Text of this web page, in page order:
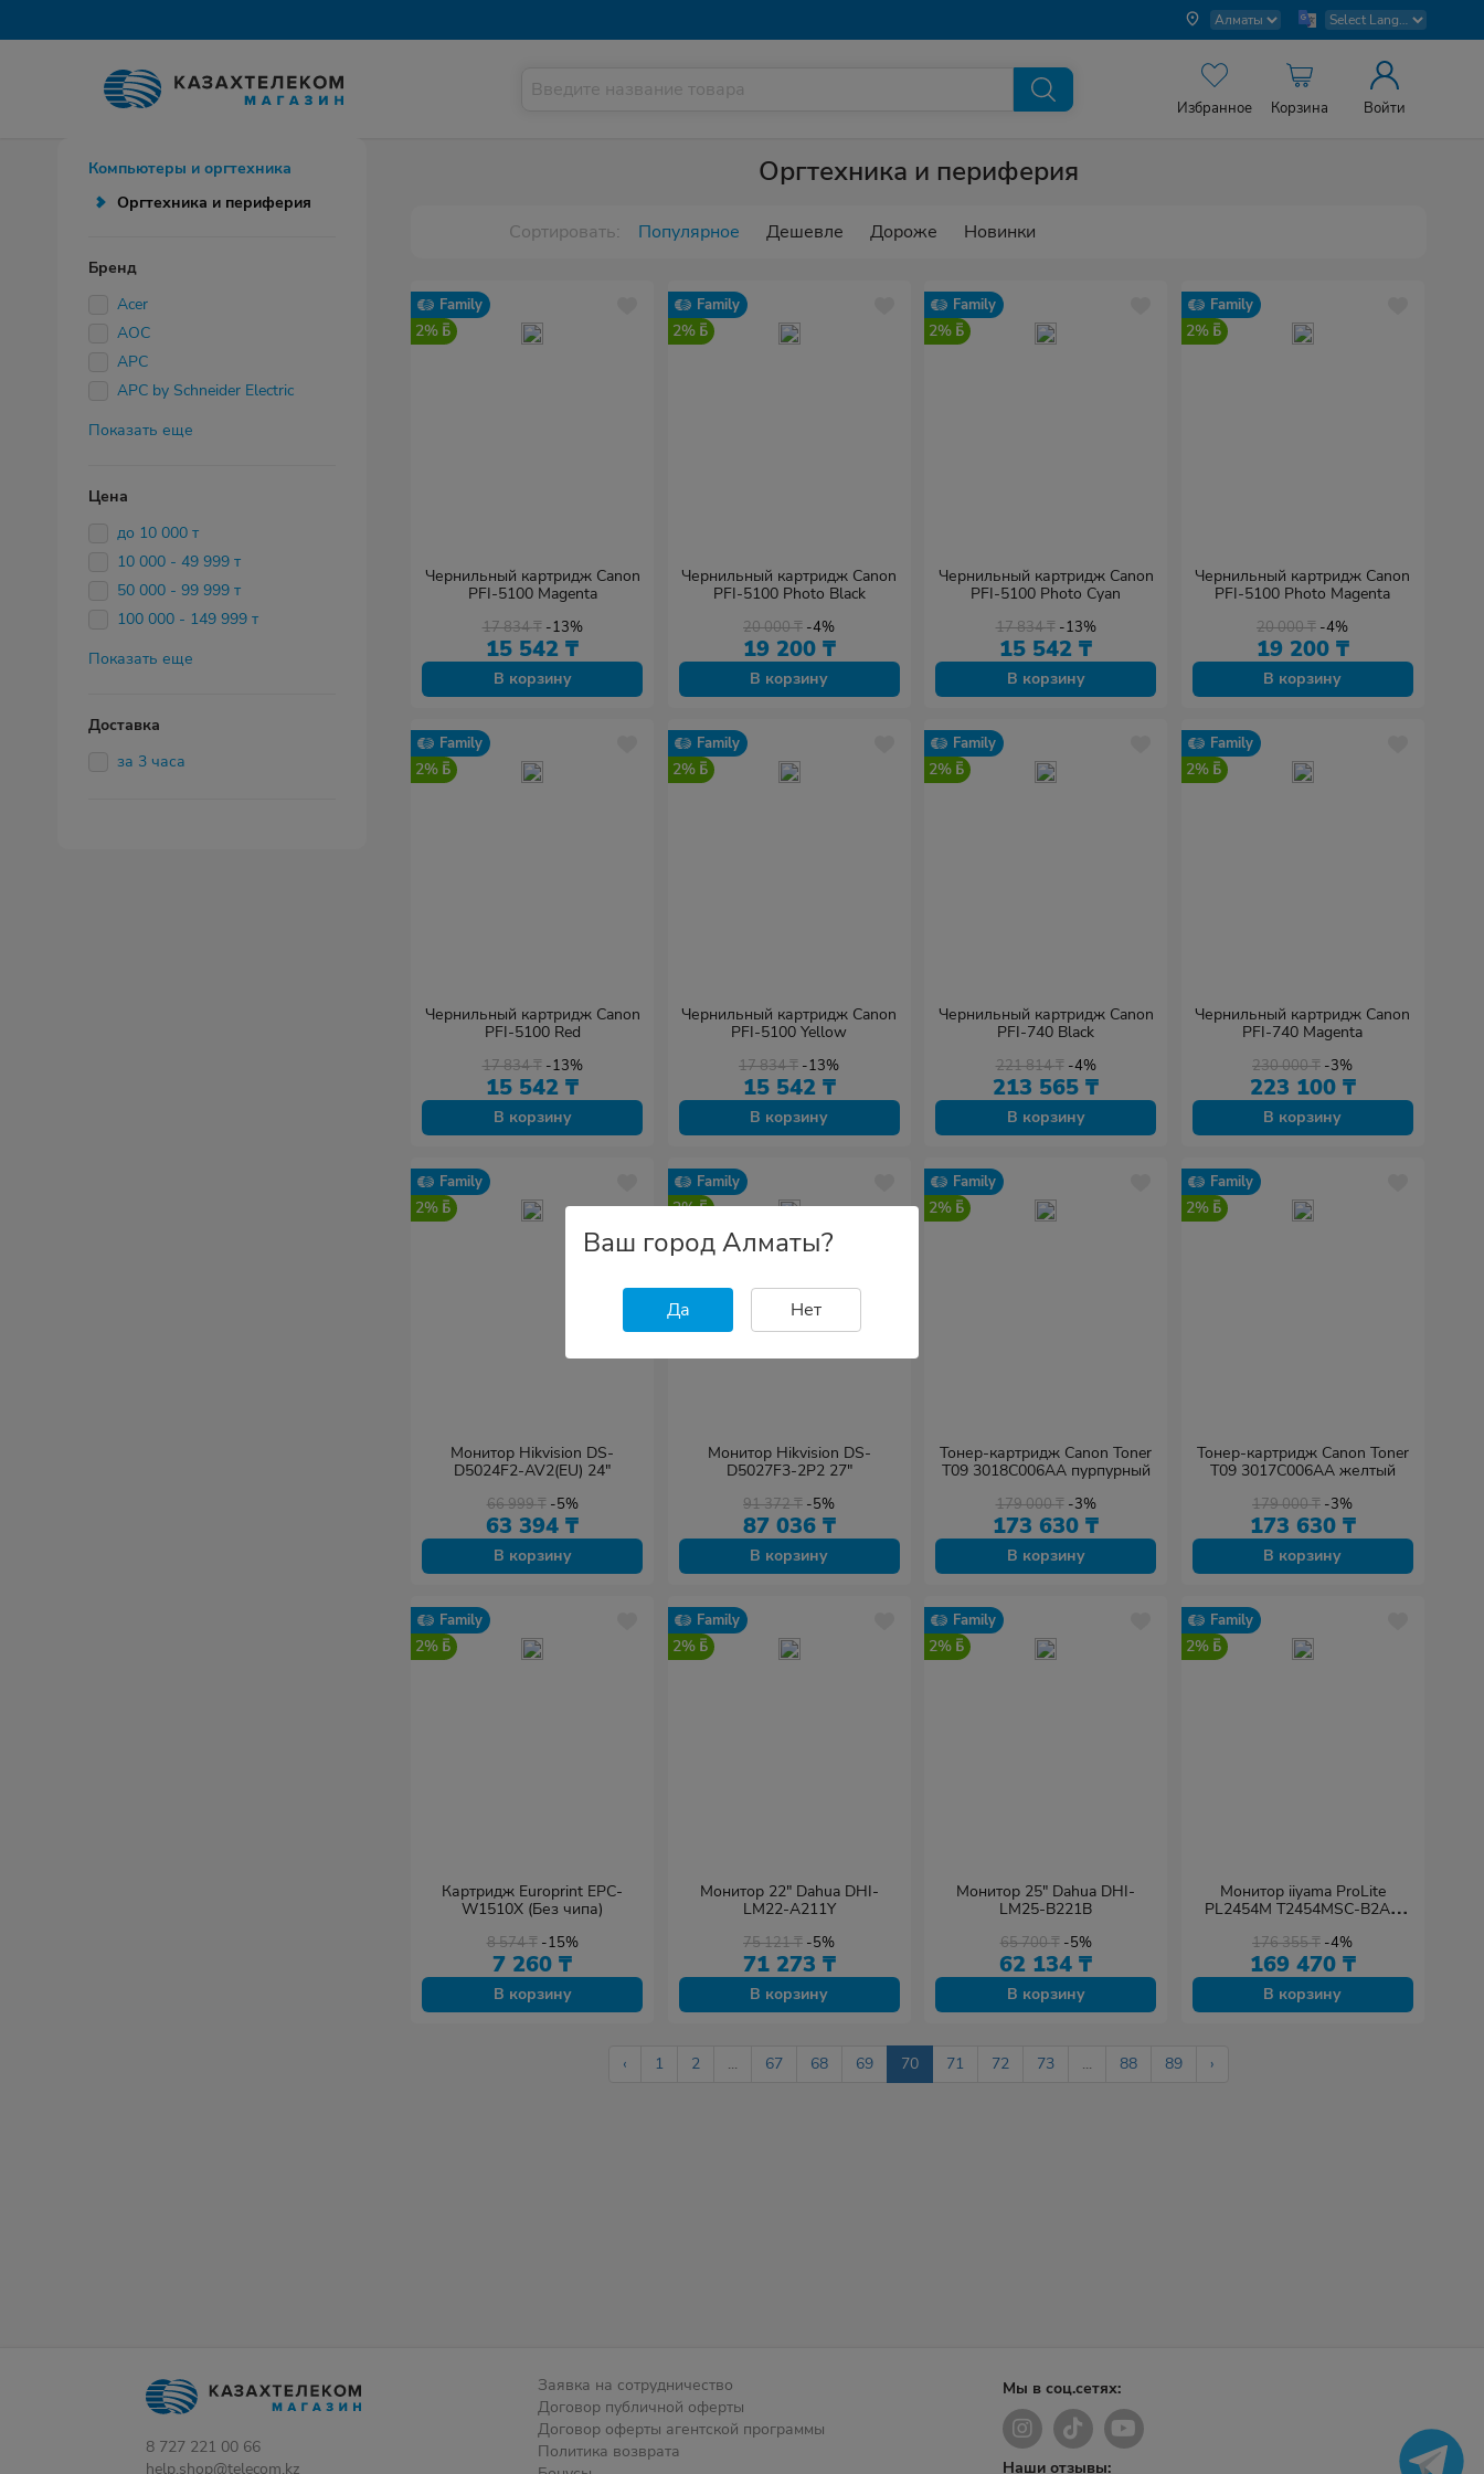
Избранное Корзина Войти
Компьютеры и оргтехника
Оргтехника и периферия
Бренд
Acer
AOC
APC
APC by Schneider Electric
Показать еще
Цена
до 10 000 т
10 000 - 49 999 т
50 000 - 99 999 т
100 000 - 149 999 т
Показать еще
Доставка
за 3 часа
Оргтехника и периферия
Сортировать: Популярное Дешевле Дороже Новинки
Family
2%
Чернильный картридж Canon
PFI-5100 Magenta
17 834₸ -13%
15 542 ₸
В корзину
Family
2%
Чернильный картридж Canon
PFI-5100 Photo Black
20 000₸ -4%
19 200 ₸
В корзину
Family
2%
Чернильный картридж Canon
PFI-5100 Photo Cyan
17 834₸ -13%
15 542 ₸
В корзину
Family
2%
Чернильный картридж Canon
PFI-5100 Photo Magenta
20 000₸ -4%
19 200 ₸
В корзину
Family
2%
Чернильный картридж Canon
PFI-5100 Red
17 834₸ -13%
15 542 ₸
В корзину
Family
2%
Чернильный картридж Canon
PFI-5100 Yellow
17 834₸ -13%
15 542 ₸
В корзину
Family
2%
Чернильный картридж Canon
PFI-740 Black
221 814₸ -4%
213 565 ₸
В корзину
Family
2%
Чернильный картридж Canon
PFI-740 Magenta
230 000₸ -3%
223 100 ₸
В корзину
Family
2%
Монитор Hikvision DS-
D5024F2-AV2(EU) 24"
66 999₸ -5%
63 394 ₸
В корзину
Family
2%
Монитор Hikvision DS-
D5027F3-2P2 27"
91 372₸ -5%
87 036 ₸
В корзину
Family
2%
Тонер-картридж Canon Toner
T09 3018C006AA пурпурный
179 000₸ -3%
173 630 ₸
В корзину
Family
2%
Тонер-картридж Canon Toner
T09 3017C006AA желтый
179 000₸ -3%
173 630 ₸
В корзину
Family
2%
Картридж Europrint EPC-
W1510X (Без чипа)
8 574₸ -15%
7 260 ₸
В корзину
Family
2%
Монитор 22" Dahua DHI-
LM22-A211Y
75 121₸ -5%
71 273 ₸
В корзину
Family
2%
Монитор 25" Dahua DHI-
LM25-B221B
65 700₸ -5%
62 134 ₸
В корзину
Family
2%
Монитор iiyama ProLite
PL2454M T2454MSC-B2AG
176 355₸ -4%
169 470 ₸
В корзину
‹ 1 2 ... 67 68 69 70 71 72 73 ... 88 89 ›
8 727 221 00 66
help.shop@telecom.kz
Заявка на сотрудничество
Договор публичной оферты
Договор оферты агентской программы
Политика возврата
Мы в соц.сетях:
Наши отзывы:
Ваш город Алматы?
Да Нет